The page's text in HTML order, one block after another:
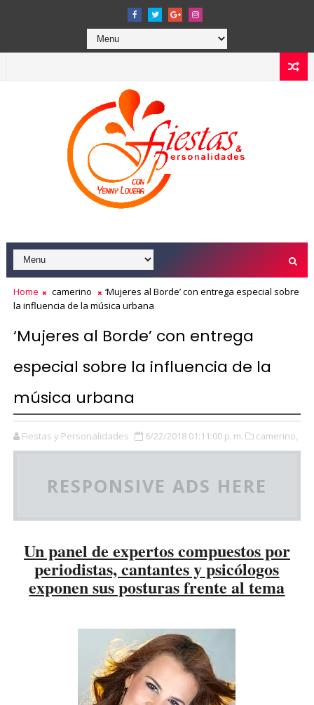
Home camerino
‘Mujeres al Borde’ con entrega especial sobre
la influencia de la música urbana
‘Mujeres al Borde’ con entrega
especial sobre la influencia de la
música urbana
Fiestas y Personalidades 6/22/2018 01:11:00 p. m. camerino,
RESPONSIVE ADS HERE
Un panel de expertos compuestos por
periodistas, cantantes y psicólogos
exponen sus posturas frente al tema